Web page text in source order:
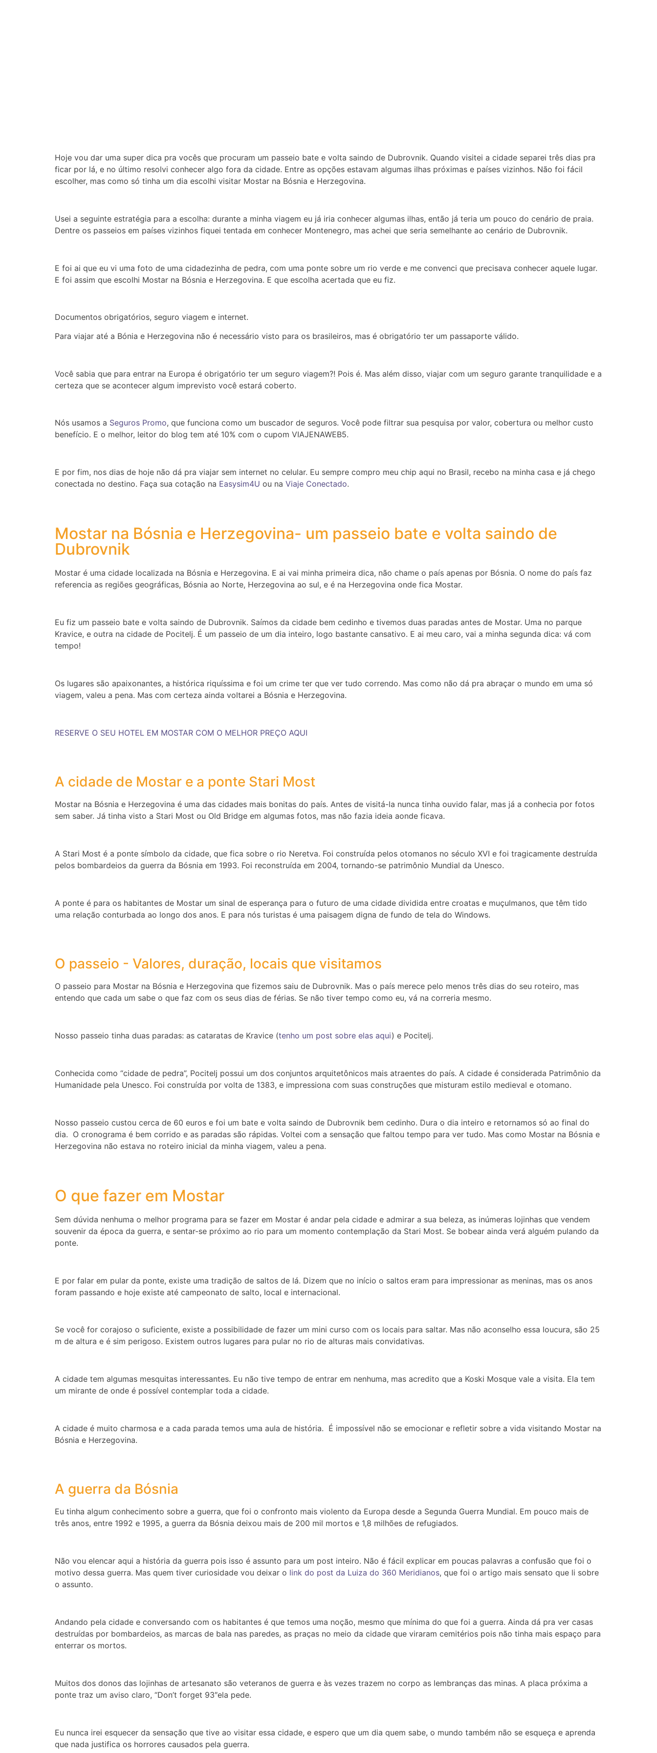
Hoje vou dar uma super dica pra vocês que procuram um passeio bate e volta saindo de Dubrovnik. Quando visitei a cidade separei três dias pra
ficar por lá, e no último resolvi conhecer algo fora da cidade. Entre as opções estavam algumas ilhas próximas e países vizinhos. Não foi fácil
escolher, mas como só tinha um dia escolhi visitar Mostar na Bósnia e Herzegovina.
Usei a seguinte estratégia para a escolha: durante a minha viagem eu já iria conhecer algumas ilhas, então já teria um pouco do cenário de praia.
Dentre os passeios em países vizinhos fiquei tentada em conhecer Montenegro, mas achei que seria semelhante ao cenário de Dubrovnik.
E foi ai que eu vi uma foto de uma cidadezinha de pedra, com uma ponte sobre um rio verde e me convenci que precisava conhecer aquele lugar.
E foi assim que escolhi Mostar na Bósnia e Herzegovina. E que escolha acertada que eu fiz.
Documentos obrigatórios, seguro viagem e internet.
Para viajar até a Bónia e Herzegovina não é necessário visto para os brasileiros, mas é obrigatório ter um passaporte válido.
Você sabia que para entrar na Europa é obrigatório ter um seguro viagem?! Pois é. Mas além disso, viajar com um seguro garante tranquilidade e a
certeza que se acontecer algum imprevisto você estará coberto.
Nós usamos a Seguros Promo, que funciona como um buscador de seguros. Você pode filtrar sua pesquisa por valor, cobertura ou melhor custo
benefício. E o melhor, leitor do blog tem até 10% com o cupom VIAJENAWEB5.
E por fim, nos dias de hoje não dá pra viajar sem internet no celular. Eu sempre compro meu chip aqui no Brasil, recebo na minha casa e já chego
conectada no destino. Faça sua cotação na Easysim4U ou na Viaje Conectado.
Mostar na Bósnia e Herzegovina- um passeio bate e volta saindo de
Dubrovnik
Mostar é uma cidade localizada na Bósnia e Herzegovina. E ai vai minha primeira dica, não chame o país apenas por Bósnia. O nome do país faz
referencia as regiões geográficas, Bósnia ao Norte, Herzegovina ao sul, e é na Herzegovina onde fica Mostar.
Eu fiz um passeio bate e volta saindo de Dubrovnik. Saímos da cidade bem cedinho e tivemos duas paradas antes de Mostar. Uma no parque
Kravice, e outra na cidade de Pocitelj. É um passeio de um dia inteiro, logo bastante cansativo. E ai meu caro, vai a minha segunda dica: vá com
tempo!
Os lugares são apaixonantes, a histórica riquíssima e foi um crime ter que ver tudo correndo. Mas como não dá pra abraçar o mundo em uma só
viagem, valeu a pena. Mas com certeza ainda voltarei a Bósnia e Herzegovina.
RESERVE O SEU HOTEL EM MOSTAR COM O MELHOR PREÇO AQUI
A cidade de Mostar e a ponte Stari Most
Mostar na Bósnia e Herzegovina é uma das cidades mais bonitas do país. Antes de visitá-la nunca tinha ouvido falar, mas já a conhecia por fotos
sem saber. Já tinha visto a Stari Most ou Old Bridge em algumas fotos, mas não fazia ideia aonde ficava.
A Stari Most é a ponte símbolo da cidade, que fica sobre o rio Neretva. Foi construída pelos otomanos no século XVI e foi tragicamente destruída
pelos bombardeios da guerra da Bósnia em 1993. Foi reconstruída em 2004, tornando-se patrimônio Mundial da Unesco.
A ponte é para os habitantes de Mostar um sinal de esperança para o futuro de uma cidade dividida entre croatas e muçulmanos, que têm tido
uma relação conturbada ao longo dos anos. E para nós turistas é uma paisagem digna de fundo de tela do Windows.
O passeio - Valores, duração, locais que visitamos
O passeio para Mostar na Bósnia e Herzegovina que fizemos saiu de Dubrovnik. Mas o país merece pelo menos três dias do seu roteiro, mas
entendo que cada um sabe o que faz com os seus dias de férias. Se não tiver tempo como eu, vá na correria mesmo.
Nosso passeio tinha duas paradas: as cataratas de Kravice (tenho um post sobre elas aqui) e Pocitelj.
Conhecida como “cidade de pedra”, Pocitelj possui um dos conjuntos arquitetônicos mais atraentes do país. A cidade é considerada Patrimônio da
Humanidade pela Unesco. Foi construída por volta de 1383, e impressiona com suas construções que misturam estilo medieval e otomano.
Nosso passeio custou cerca de 60 euros e foi um bate e volta saindo de Dubrovnik bem cedinho. Dura o dia inteiro e retornamos só ao final do
dia. O cronograma é bem corrido e as paradas são rápidas. Voltei com a sensação que faltou tempo para ver tudo. Mas como Mostar na Bósnia e
Herzegovina não estava no roteiro inicial da minha viagem, valeu a pena.
O que fazer em Mostar
Sem dúvida nenhuma o melhor programa para se fazer em Mostar é andar pela cidade e admirar a sua beleza, as inúmeras lojinhas que vendem
souvenir da época da guerra, e sentar-se próximo ao rio para um momento contemplação da Stari Most. Se bobear ainda verá alguém pulando da
ponte.
E por falar em pular da ponte, existe uma tradição de saltos de lá. Dizem que no início o saltos eram para impressionar as meninas, mas os anos
foram passando e hoje existe até campeonato de salto, local e internacional.
Se você for corajoso o suficiente, existe a possibilidade de fazer um mini curso com os locais para saltar. Mas não aconselho essa loucura, são 25
m de altura e é sim perigoso. Existem outros lugares para pular no rio de alturas mais convidativas.
A cidade tem algumas mesquitas interessantes. Eu não tive tempo de entrar em nenhuma, mas acredito que a Koski Mosque vale a visita. Ela tem
um mirante de onde é possível contemplar toda a cidade.
A cidade é muito charmosa e a cada parada temos uma aula de história. É impossível não se emocionar e refletir sobre a vida visitando Mostar na
Bósnia e Herzegovina.
A guerra da Bósnia
Eu tinha algum conhecimento sobre a guerra, que foi o confronto mais violento da Europa desde a Segunda Guerra Mundial. Em pouco mais de
três anos, entre 1992 e 1995, a guerra da Bósnia deixou mais de 200 mil mortos e 1,8 milhões de refugiados.
Não vou elencar aqui a história da guerra pois isso é assunto para um post inteiro. Não é fácil explicar em poucas palavras a confusão que foi o
motivo dessa guerra. Mas quem tiver curiosidade vou deixar o link do post da Luiza do 360 Meridianos, que foi o artigo mais sensato que li sobre
o assunto.
Andando pela cidade e conversando com os habitantes é que temos uma noção, mesmo que mínima do que foi a guerra. Ainda dá pra ver casas
destruídas por bombardeios, as marcas de bala nas paredes, as praças no meio da cidade que viraram cemitérios pois não tinha mais espaço para
enterrar os mortos.
Muitos dos donos das lojinhas de artesanato são veteranos de guerra e às vezes trazem no corpo as lembranças das minas. A placa próxima a
ponte traz um aviso claro, “Don’t forget 93″ela pede.
Eu nunca irei esquecer da sensação que tive ao visitar essa cidade, e espero que um dia quem sabe, o mundo também não se esqueça e aprenda
que nada justifica os horrores causados pela guerra.